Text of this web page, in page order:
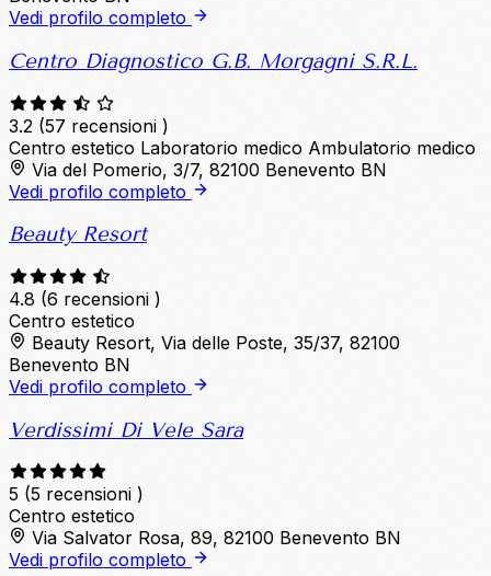
Vedi profilo completo
Centro Diagnostico G.B. Morgagni S.R.L.
3.2 (57 recensioni )
Centro estetico Laboratorio medico Ambulatorio medico
Via del Pomerio, 3/7, 82100 Benevento BN
Vedi profilo completo
Beauty Resort
4.8 (6 recensioni )
Centro estetico
Beauty Resort, Via delle Poste, 35/37, 82100
Benevento BN
Vedi profilo completo
Verdissimi Di Vele Sara
5 (5 recensioni )
Centro estetico
Via Salvator Rosa, 89, 82100 Benevento BN
Vedi profilo completo